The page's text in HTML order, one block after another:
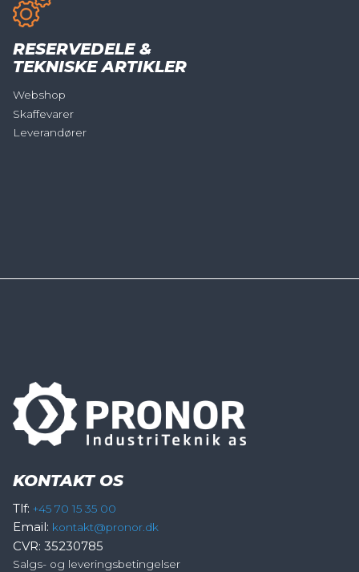
RESERVEDELE &
TEKNISKE ARTIKLER
Webshop
Skaffevarer
Leverandører
KONTAKT OS
Tlf: +45 70 15 35 00
Email: kontakt@pronor.dk
CVR: 35230785
Salgs- og leveringsbetingelser